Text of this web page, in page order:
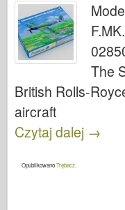
The
British Rolls-
aircraft
Czytaj dalej →
OpublikowanoTrębacz